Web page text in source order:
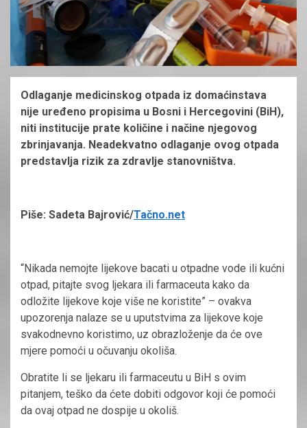
Odlaganje medicinskog otpada iz domaćinstava
nije uređeno propisima u Bosni i Hercegovini (BiH),
niti institucije prate količine i načine njegovog
zbrinjavanja. Neadekvatno odlaganje ovog otpada
predstavlja rizik za zdravlje stanovništva.
Piše: Sadeta Bajrović/Tačno.net
“Nikada nemojte lijekove bacati u otpadne vode ili kućni
otpad, pitajte svog ljekara ili farmaceuta kako da
odložite lijekove koje više ne koristite” – ovakva
upozorenja nalaze se u uputstvima za lijekove koje
svakodnevno koristimo, uz obrazloženje da će ove
mjere pomoći u očuvanju okoliša.
Obratite li se ljekaru ili farmaceutu u BiH s ovim
pitanjem, teško da ćete dobiti odgovor koji će pomoći
da ovaj otpad ne dospije u okoliš.